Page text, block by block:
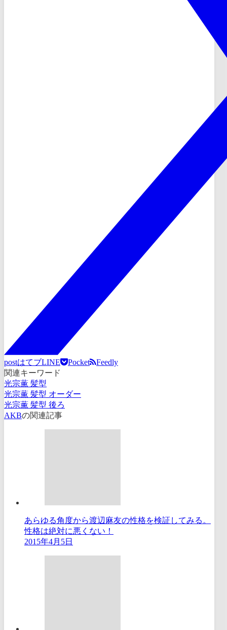
postはてブLINE Pocket
Feedly
関連キーワード
光宗薫 髪型
光宗薫 髪型 オーダー
光宗薫 髪型 後ろ
AKBの関連記事
あらゆる角度から渡辺麻友の性格を検証してみる。
性格は絶対に悪くない！
2015年4月5日